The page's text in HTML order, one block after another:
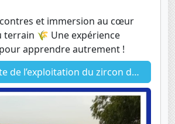
et immersion au cœur
terrain 🌾 Une expérience
apprendre autrement !
du zircon dans la région de Lompoul.